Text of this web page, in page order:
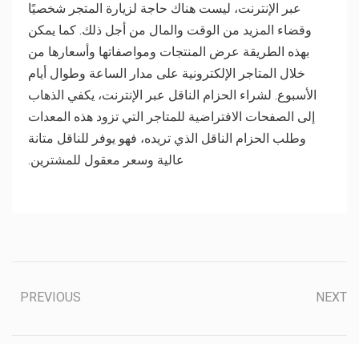
عبر الإنترنت، ليست هناك حاجة لزيارة المتجر شخصيًا
وقضاء المزيد من الوقت والمال من أجل ذلك. كما يمكن
بهذه الطريقة عرض المنتجات ومواصفاتها وأسعارها من
خلال المتاجر الإلكترونية على مدار الساعة وطوال أيام
الأسبوع. لشراء الحزام الناقل عبر الإنترنت، يكفي الذهاب
إلى الصفحات الافتراضية للمتاجر التي تزود هذه المعدات
وطلب الحزام الناقل الذي تريده، فهو يوفر للناقل متانة
عالية وسعر معقول للمشترين.
PREVIOUS NEXT